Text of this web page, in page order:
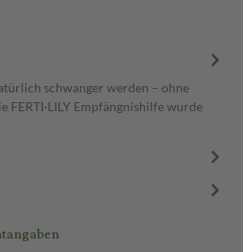
schwanger werden – ohne
FERTI·LILY Empfängnishilfe wurde